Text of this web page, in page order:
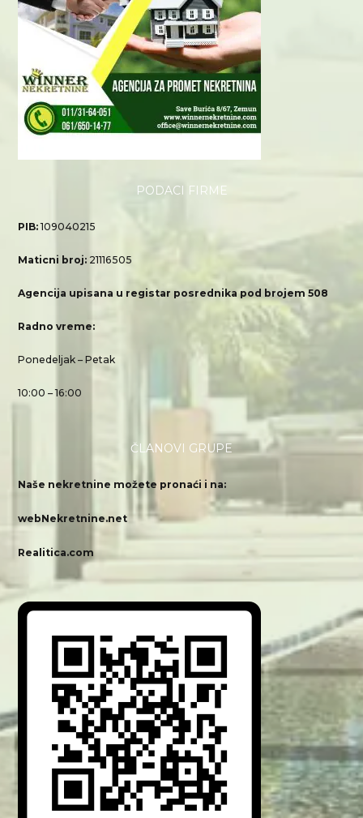
PODACI FIRME
PIB:109040215
Maticni broj: 21116505
Agencija upisana u registar posrednika pod brojem 508
Radno vreme:
Ponedeljak – Petak
10:00 – 16:00
ČLANOVI GRUPE
Naše nekretnine možete pronaći i na:
webNekretnine.net
Realitica.com